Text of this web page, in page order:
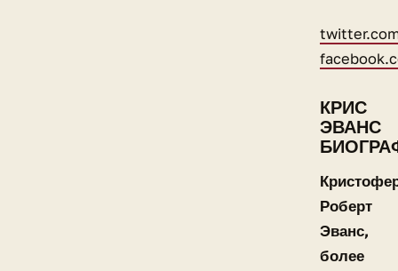
КРИС
ЭВАНС
Роберт
Эванс,
более